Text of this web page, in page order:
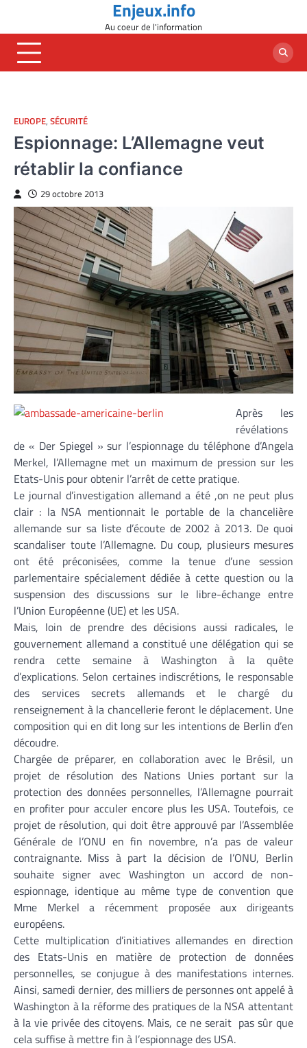
content
Enjeux.info
Au coeur de l'information
EUROPE, SÉCURITÉ
Espionnage: L’Allemagne veut
rétablir la confiance
29 octobre 2013
Après les
révélations
de « Der Spiegel » sur l’espionnage du téléphone d’Angela
Merkel, l’Allemagne met un maximum de pression sur les
Etats-Unis pour obtenir l’arrêt de cette pratique.
Le journal d’investigation allemand a été ,on ne peut plus
clair : la NSA mentionnait le portable de la chancelière
allemande sur sa liste d’écoute de 2002 à 2013. De quoi
scandaliser toute l’Allemagne. Du coup, plusieurs mesures
ont été préconisées, comme la tenue d’une session
parlementaire spécialement dédiée à cette question ou la
suspension des discussions sur le libre-échange entre
l’Union Européenne (UE) et les USA.
Mais, loin de prendre des décisions aussi radicales, le
gouvernement allemand a constitué une délégation qui se
rendra cette semaine à Washington à la quête
d’explications. Selon certaines indiscrétions, le responsable
des services secrets allemands et le chargé du
renseignement à la chancellerie feront le déplacement. Une
composition qui en dit long sur les intentions de Berlin d’en
découdre.
Chargée de préparer, en collaboration avec le Brésil, un
projet de résolution des Nations Unies portant sur la
protection des données personnelles, l’Allemagne pourrait
en profiter pour acculer encore plus les USA. Toutefois, ce
projet de résolution, qui doit être approuvé par l’Assemblée
Générale de l’ONU en fin novembre, n’a pas de valeur
contraignante. Miss à part la décision de l’ONU, Berlin
souhaite signer avec Washington un accord de non-
espionnage, identique au même type de convention que
Mme Merkel a récemment proposée aux dirigeants
européens.
Cette multiplication d’initiatives allemandes en direction
des Etats-Unis en matière de protection de données
personnelles, se conjugue à des manifestations internes.
Ainsi, samedi dernier, des milliers de personnes ont appelé à
Washington à la réforme des pratiques de la NSA attentant
à la vie privée des citoyens. Mais, ce ne serait pas sûr que
cela suffise à mettre fin à l’espionnage des USA.